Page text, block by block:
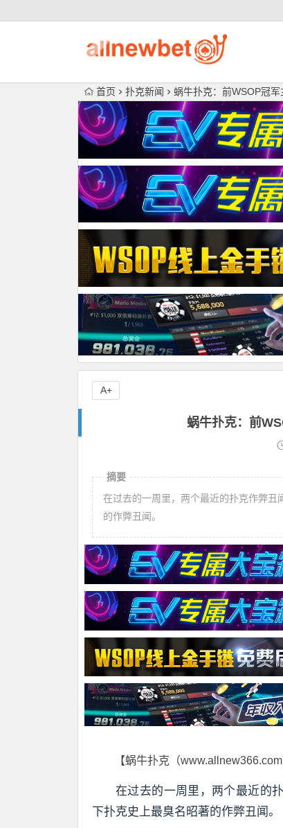
首页 扑克新闻 蜗牛扑克：前WSOP冠
蜗牛扑克：前
摘要
在过去的一周里，两个最近的扑克作弊
的作弊丑闻。
【蜗牛扑克（www.allnew366.com
在过去的一周里，两个最近的
下扑克史上最臭名昭著的作弊丑闻。
A+